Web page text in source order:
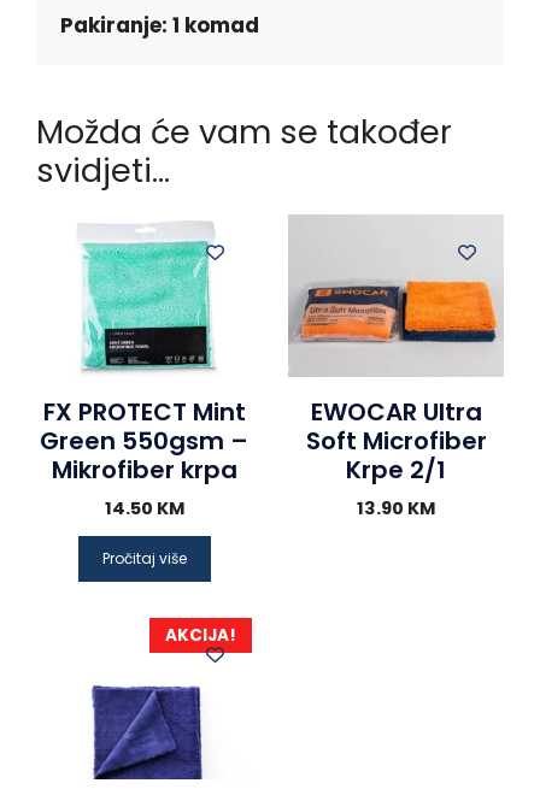
Pakiranje: 1 komad
Možda će vam se također
svidjeti…
FX PROTECT Mint
Green 550gsm –
Mikrofiber krpa
14.50 KM
Pročitaj više
EWOCAR Ultra
Soft Microfiber
Krpe 2/1
13.90 KM
AKCIJA!